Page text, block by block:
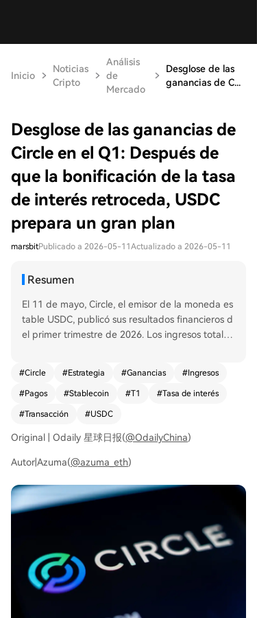
Inicio
Noticias
Cripto
Análisis
de
Mercado
Desglose de las
ganancias de C...
Desglose de las ganancias de
Circle en el Q1: Después de
que la bonificación de la tasa
de interés retroceda, USDC
prepara un gran plan
marsbitPublicado a 2026-05-11 Actualizado a 2026-05-11
Resumen
El 11 de mayo, Circle, el emisor de la moneda es
table USDC, publicó sus resultados financieros d
el primer trimestre de 2026. Los ingresos totales,
mercado, atribuido a la disminución de los rendi
mientos de las reservas debido a los recortes de
tasas de la Fed. Sin embargo, los ingresos prove
lcanzaron un récord, mostrando una mayor diver
sificación de fuentes. La circulación de USDC cre
ció un 28% interanual hasta los 77 mil millones, p
ero su volumen de transacciones en cadena se d
isparó un 263%, alcanzando 21.5 billones de dól
ares, lo que indica un uso más activo en pagos y
finanzas descentralizadas. Circle también anunci
ó la preventa de tokens ARC para su Arc Networ
k, valorada en 3000 millones de dólares, con el r
espaldo de importantes instituciones. El CEO Jer
emy Allaire destacó que, con el lanzamiento de
#Circle #Estrategia #Ganancias #Ingresos
#Pagos #Stablecoin #T1 #Tasa de interés
#Transacción #USDC
Original | Odaily 星球日报(@OdailyChina)
Autor|Azuma(@azuma_eth)